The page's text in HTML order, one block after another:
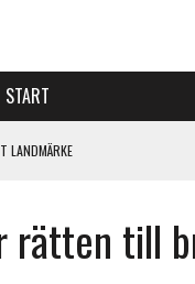
START
LANDMÄRKE
SITT KLIMATARBETE REJÄLT”
rätten till